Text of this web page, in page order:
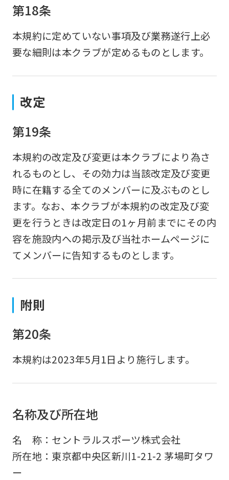
第18条
本規約に定めていない事項及び業務遂行上必
要な細則は本クラブが定めるものとします。
改定
第19条
本規約の改定及び変更は本クラブにより為さ
れるものとし、その効力は当該改定及び変更
時に在籍する全てのメンバーに及ぶものとし
ます。なお、本クラブが本規約の改定及び変
更を行うときは改定日の1ヶ月前までにその内
容を施設内への掲示及び当社ホームページに
てメンバーに告知するものとします。
附則
第20条
本規約は2023年5月1日より施行します。
名称及び所在地
名 称：セントラルスポーツ株式会社
所在地：東京都中央区新川1-21-2 茅場町タワ
ー